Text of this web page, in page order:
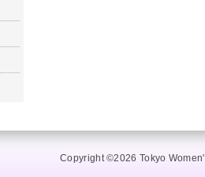
Copyright ©2026 Tokyo